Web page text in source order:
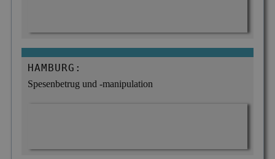
HAMBURG:
Spesenbetrug und -manipulation